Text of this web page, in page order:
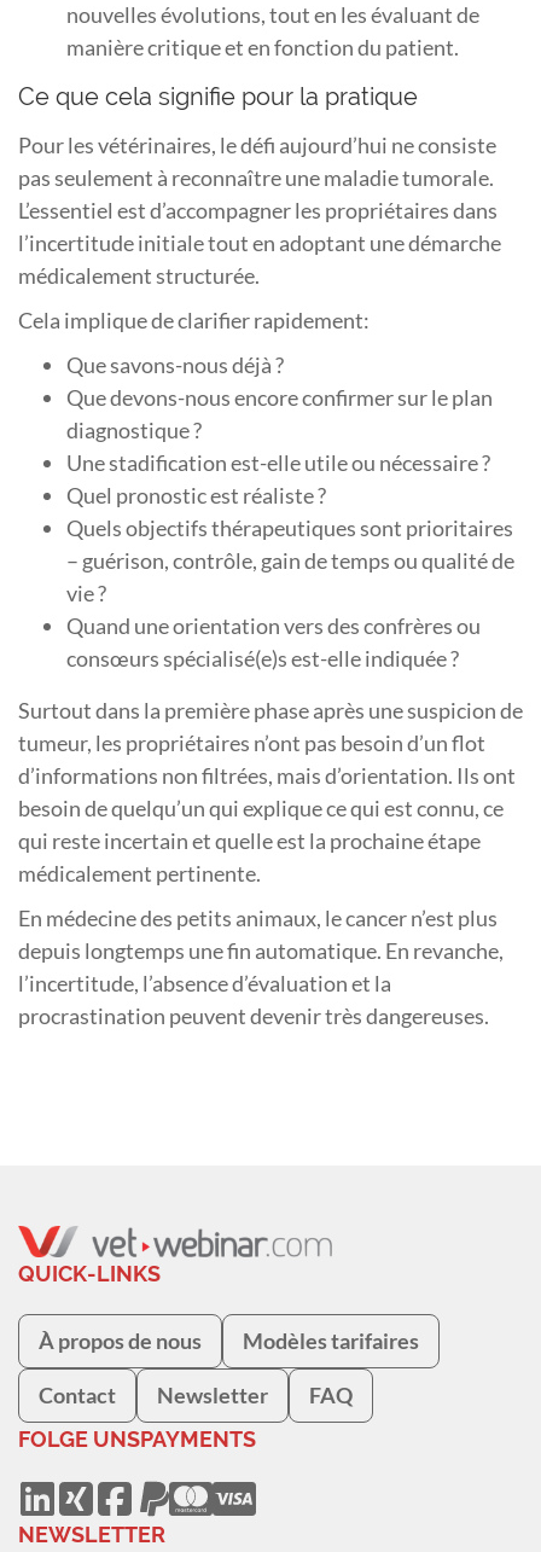
nouvelles évolutions, tout en les évaluant de
manière critique et en fonction du patient.
Ce que cela signifie pour la pratique
Pour les vétérinaires, le défi aujourd’hui ne consiste
pas seulement à reconnaître une maladie tumorale.
L’essentiel est d’accompagner les propriétaires dans
l’incertitude initiale tout en adoptant une démarche
médicalement structurée.
Cela implique de clarifier rapidement:
Que savons-nous déjà ?
Que devons-nous encore confirmer sur le plan
diagnostique ?
Une stadification est-elle utile ou nécessaire ?
Quel pronostic est réaliste ?
Quels objectifs thérapeutiques sont prioritaires
– guérison, contrôle, gain de temps ou qualité de
vie ?
Quand une orientation vers des confrères ou
consœurs spécialisé(e)s est-elle indiquée ?
Surtout dans la première phase après une suspicion de
tumeur, les propriétaires n’ont pas besoin d’un flot
d’informations non filtrées, mais d’orientation. Ils ont
besoin de quelqu’un qui explique ce qui est connu, ce
qui reste incertain et quelle est la prochaine étape
médicalement pertinente.
En médecine des petits animaux, le cancer n’est plus
depuis longtemps une fin automatique. En revanche,
l’incertitude, l’absence d’évaluation et la
procrastination peuvent devenir très dangereuses.
QUICK-LINKS
À propos de nous Modèles tarifaires
Contact Newsletter FAQ
FOLGE UNSPAYMENTS
NEWSLETTER